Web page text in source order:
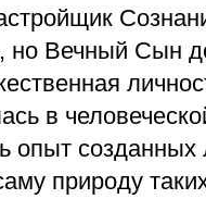
но Вечный Сын
в
опыт
природу